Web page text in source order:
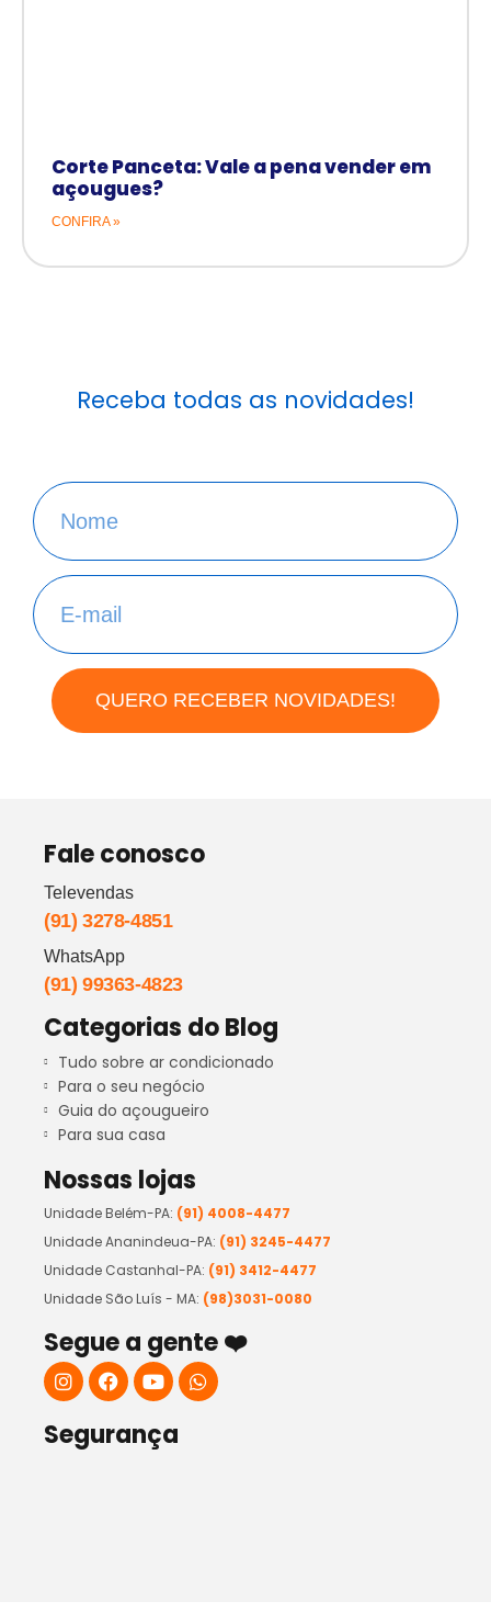
Corte Panceta: Vale a pena vender em
açougues?
CONFIRA »
Receba todas as novidades!
QUERO RECEBER NOVIDADES!
Fale conosco
Televendas
(91) 3278-4851
WhatsApp
(91) 99363-4823
Categorias do Blog
Tudo sobre ar condicionado
Para o seu negócio
Guia do açougueiro
Para sua casa
Nossas lojas
Unidade Belém-PA: (91) 4008-4477
Unidade Ananindeua-PA: (91) 3245-4477
Unidade Castanhal-PA: (91) 3412-4477
Unidade São Luís - MA: (98)3031-0080
Segue a gente ❤️
Segurança